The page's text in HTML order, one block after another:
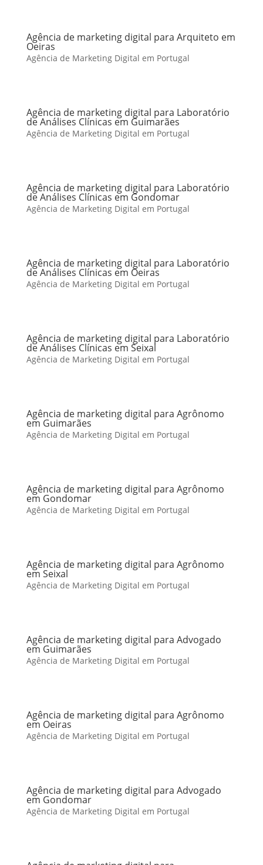
Agência de marketing digital para Arquiteto em
Oeiras
Agência de Marketing Digital em Portugal
Agência de marketing digital para Laboratório
de Análises Clínicas em Guimarães
Agência de Marketing Digital em Portugal
Agência de marketing digital para Laboratório
de Análises Clínicas em Gondomar
Agência de Marketing Digital em Portugal
Agência de marketing digital para Laboratório
de Análises Clínicas em Oeiras
Agência de Marketing Digital em Portugal
Agência de marketing digital para Laboratório
de Análises Clínicas em Seixal
Agência de Marketing Digital em Portugal
Agência de marketing digital para Agrônomo
em Guimarães
Agência de Marketing Digital em Portugal
Agência de marketing digital para Agrônomo
em Gondomar
Agência de Marketing Digital em Portugal
Agência de marketing digital para Agrônomo
em Seixal
Agência de Marketing Digital em Portugal
Agência de marketing digital para Advogado
em Guimarães
Agência de Marketing Digital em Portugal
Agência de marketing digital para Agrônomo
em Oeiras
Agência de Marketing Digital em Portugal
Agência de marketing digital para Advogado
em Gondomar
Agência de Marketing Digital em Portugal